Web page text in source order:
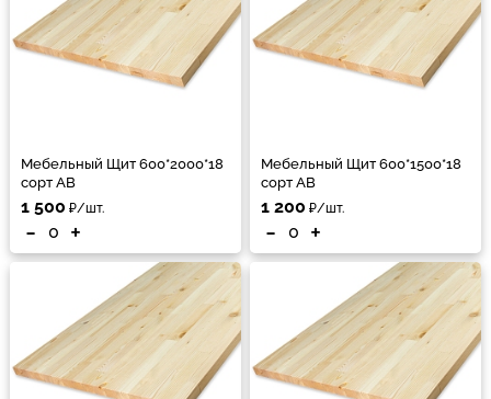
Мебельный Щит 600*2000*18
сорт АВ
1 500 ₽/шт.
- +
Мебельный Щит 600*1500*18
сорт АВ
1 200 ₽/шт.
- +